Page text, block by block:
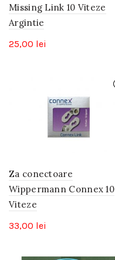
Missing Link 10 Viteze
Argintie
25,00 lei
Za conectoare
Wippermann Connex 10
Viteze
33,00 lei